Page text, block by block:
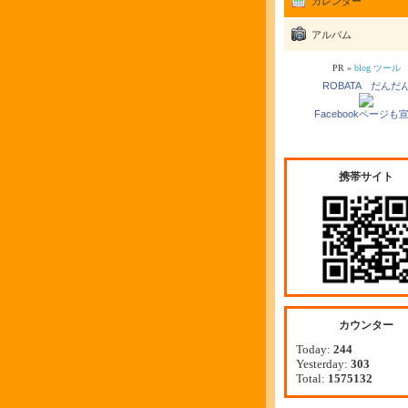
アルバム
PR » blog ツール
ROBATA だんだ
Facebookページも
携帯サイト
カウンター
Today: 244
Yesterday: 303
Total: 1575132